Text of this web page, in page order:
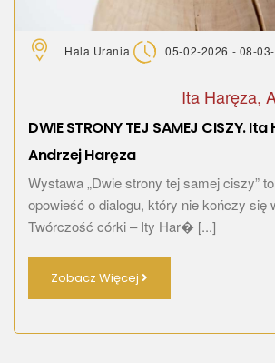
Hala Urania 05-02-2026 - 08-
Ita Haręza,
DWIE STRONY TEJ SAMEJ CISZY.
Andrzej Haręza
Wystawa „Dwie strony tej samej ciszy”
opowieść o dialogu, który nie kończy się
Twórczość córki – Ity Har� [...]
Zobacz Więcej